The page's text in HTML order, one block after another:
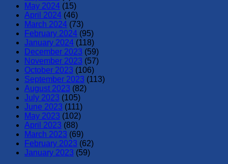
May 2024 (15)
April 2024 (46)
March 2024 (73)
February 2024 (95)
January 2024 (118)
December 2023 (59)
November 2023 (57)
October 2023 (106)
September 2023 (113)
August 2023 (82)
July 2023 (105)
June 2023 (111)
May 2023 (102)
April 2023 (88)
March 2023 (69)
February 2023 (62)
January 2023 (59)